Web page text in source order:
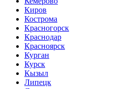
Киров
Кострома
Красногорск
Краснодар
Красноярск
Курган
Курск
Кызыл
Липецк